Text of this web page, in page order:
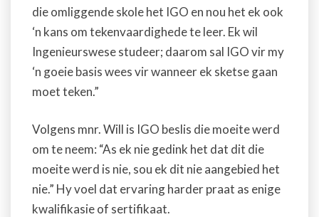
die omliggende skole het IGO en nou het ek ook
‘n kans om tekenvaardighede te leer. Ek wil
Ingenieurswese studeer; daarom sal IGO vir my
‘n goeie basis wees vir wanneer ek sketse gaan
moet teken.”
Volgens mnr. Will is IGO beslis die moeite werd
om te neem: “As ek nie gedink het dat dit die
moeite werd is nie, sou ek dit nie aangebied het
nie.” Hy voel dat ervaring harder praat as enige
kwalifikasie of sertifikaat.